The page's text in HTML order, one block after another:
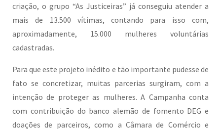
criação, o grupo “As Justiceiras” já conseguiu atender a
mais de 13.500 vítimas, contando para isso com,
aproximadamente, 15.000 mulheres voluntárias
cadastradas.
Para que este projeto inédito e tão importante pudesse de
fato se concretizar, muitas parcerias surgiram, com a
intenção de proteger as mulheres. A Campanha conta
com contribuição do banco alemão de fomento DEG e
doações de parceiros, como a Câmara de Comércio e